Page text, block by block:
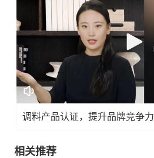
调料产品认证，提升品牌竞争力
相关推荐